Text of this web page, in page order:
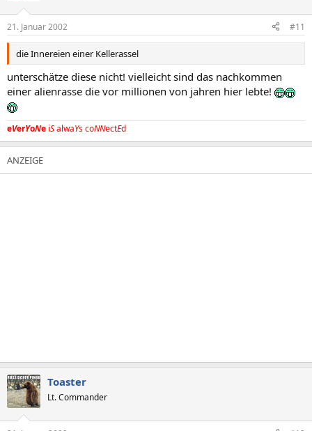
21. Januar 2002 #11
die Innereien einer Kellerassel
unterschätze diese nicht! vielleicht sind das nachkommen
einer alienrasse die vor millionen von jahren hier lebte!
eVerYoNe iSalwaYs coNNectEd
Toaster
Lt. Commander